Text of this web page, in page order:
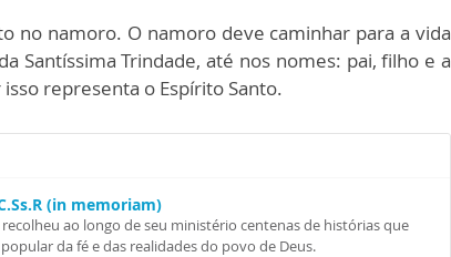
no namoro. O namoro deve caminhar para a vida
Santíssima Trindade, até nos nomes: pai, filho e a
representa o Espírito Santo.
(in memoriam)
ao longo de seu ministério centenas de histórias que
da fé e das realidades do povo de Deus.